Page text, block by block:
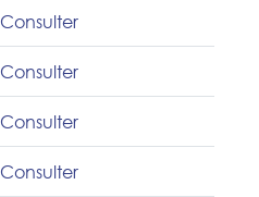
Consulter
Consulter
Consulter
Consulter